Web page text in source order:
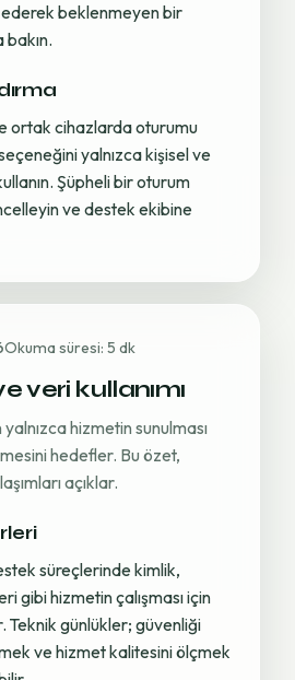
beklenmeyen bir
bakın.
ortak cihazlarda oturumu
yalnızca kişisel ve
Şüpheli bir oturum
ve destek ekibine
Okuma süresi: 5 dk
veri kullanımı
hizmetin sunulması
hedefler. Bu özet,
açıklar.
süreçlerinde kimlik,
gibi hizmetin çalışması için
Teknik günlükler; güvenliği
ve hizmet kalitesini ölçmek